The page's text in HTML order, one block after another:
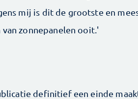
mij is dit de grootste en
zonnepanelen ooit.'
definitief een einde